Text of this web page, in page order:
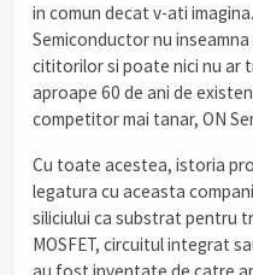
in comun decat v-ati
Semiconductor nu
cititorilor si poate nici nu ar
aproape 60 de ani de
competitor mai tanar, ON
Cu toate acestea, istoria
legatura cu aceasta
siliciului ca substrat pentru
MOSFET, circuitul integrat
au fost inventate de catre